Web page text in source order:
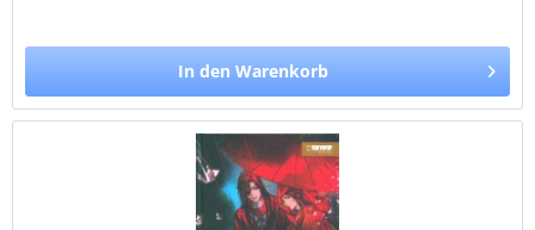
In den Warenkorb